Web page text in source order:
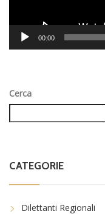
00:00
Cerca
CATEGORIE
Dilettanti Regionali